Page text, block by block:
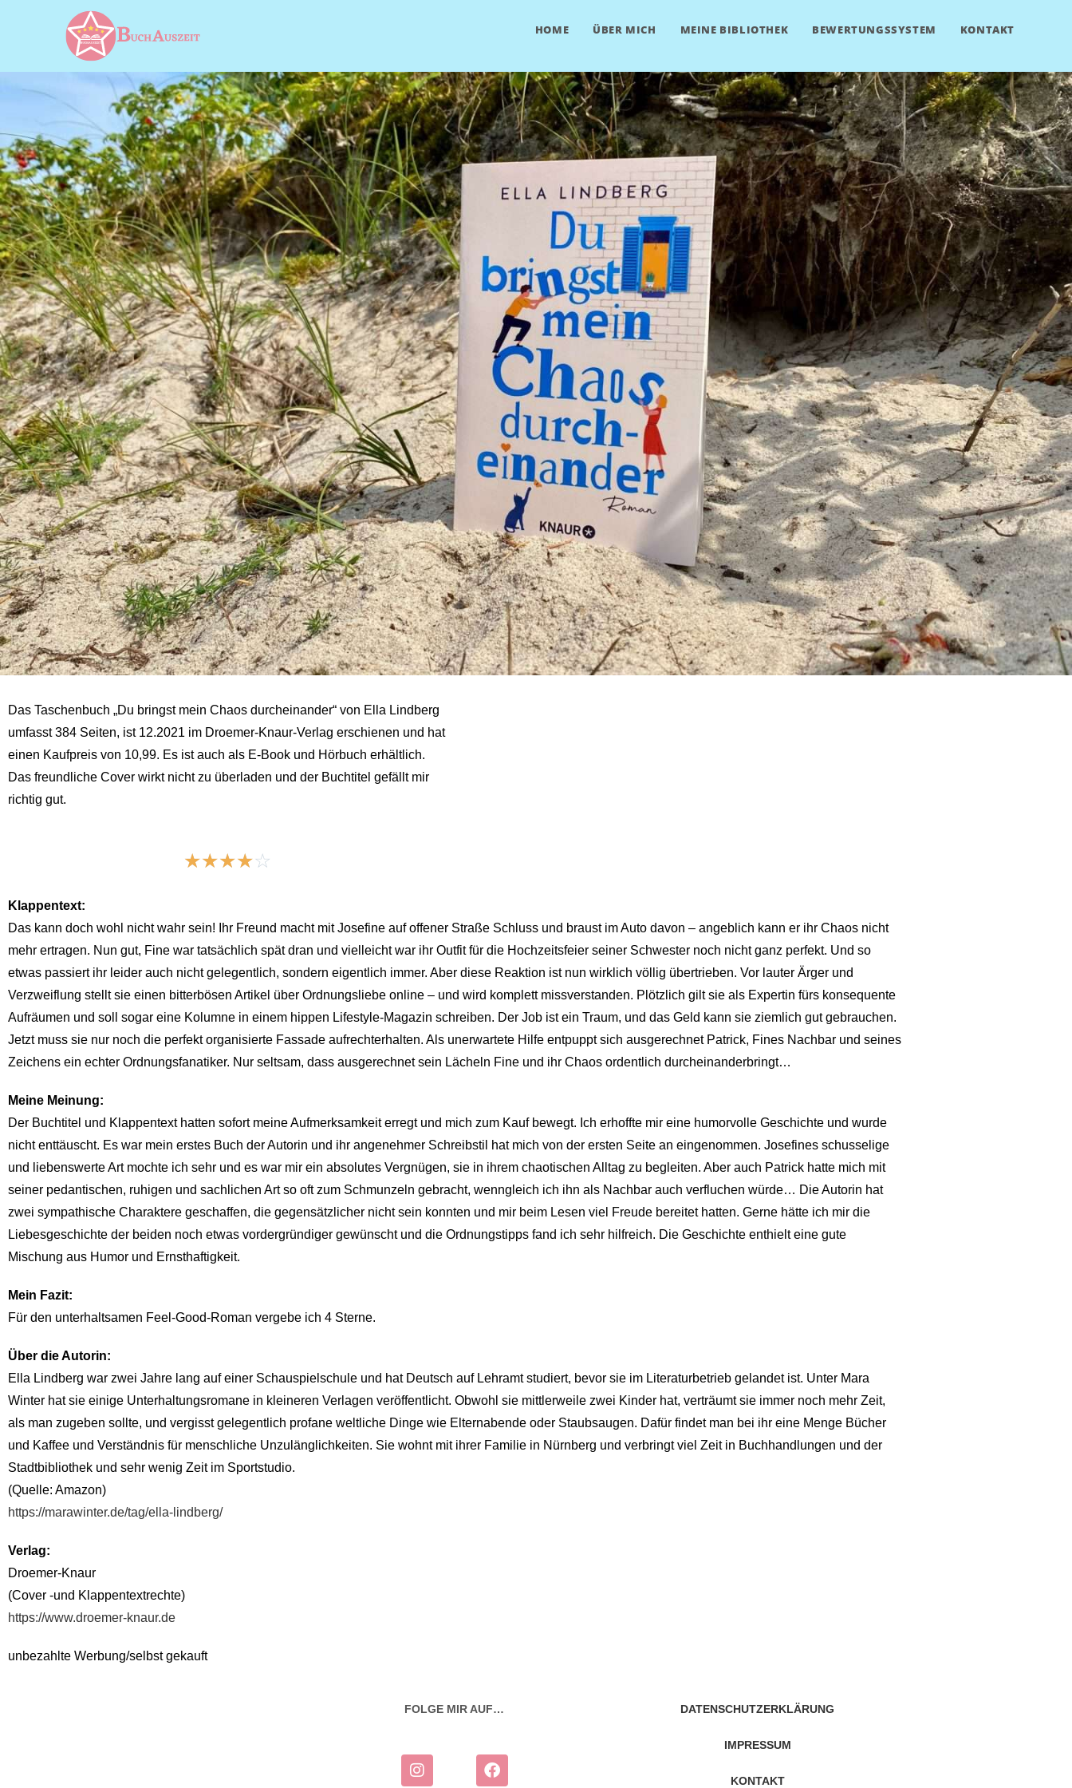
HOME ÜBER MICH MEINE BIBLIOTHEK BEWERTUNGSSYSTEM KONTAKT
Das Taschenbuch „Du bringst mein Chaos durcheinander“ von Ella Lindberg
umfasst 384 Seiten, ist 12.2021 im Droemer-Knaur-Verlag erschienen und hat
einen Kaufpreis von 10,99. Es ist auch als E-Book und Hörbuch erhältlich.
Das freundliche Cover wirkt nicht zu überladen und der Buchtitel gefällt mir
richtig gut.
☆☆☆☆☆
Klappentext:
Das kann doch wohl nicht wahr sein! Ihr Freund macht mit Josefine auf offener Straße Schluss und braust im Auto davon – angeblich kann er ihr Chaos nicht
mehr ertragen. Nun gut, Fine war tatsächlich spät dran und vielleicht war ihr Outfit für die Hochzeitsfeier seiner Schwester noch nicht ganz perfekt. Und so
etwas passiert ihr leider auch nicht gelegentlich, sondern eigentlich immer. Aber diese Reaktion ist nun wirklich völlig übertrieben. Vor lauter Ärger und
Verzweiflung stellt sie einen bitterbösen Artikel über Ordnungsliebe online – und wird komplett missverstanden. Plötzlich gilt sie als Expertin fürs konsequente
Aufräumen und soll sogar eine Kolumne in einem hippen Lifestyle-Magazin schreiben. Der Job ist ein Traum, und das Geld kann sie ziemlich gut gebrauchen.
Jetzt muss sie nur noch die perfekt organisierte Fassade aufrechterhalten. Als unerwartete Hilfe entpuppt sich ausgerechnet Patrick, Fines Nachbar und seines
Zeichens ein echter Ordnungsfanatiker. Nur seltsam, dass ausgerechnet sein Lächeln Fine und ihr Chaos ordentlich durcheinanderbringt…
Meine Meinung:
Der Buchtitel und Klappentext hatten sofort meine Aufmerksamkeit erregt und mich zum Kauf bewegt. Ich erhoffte mir eine humorvolle Geschichte und wurde
nicht enttäuscht. Es war mein erstes Buch der Autorin und ihr angenehmer Schreibstil hat mich von der ersten Seite an eingenommen. Josefines schusselige
und liebenswerte Art mochte ich sehr und es war mir ein absolutes Vergnügen, sie in ihrem chaotischen Alltag zu begleiten. Aber auch Patrick hatte mich mit
seiner pedantischen, ruhigen und sachlichen Art so oft zum Schmunzeln gebracht, wenngleich ich ihn als Nachbar auch verfluchen würde… Die Autorin hat
zwei sympathische Charaktere geschaffen, die gegensätzlicher nicht sein konnten und mir beim Lesen viel Freude bereitet hatten. Gerne hätte ich mir die
Liebesgeschichte der beiden noch etwas vordergründiger gewünscht und die Ordnungstipps fand ich sehr hilfreich. Die Geschichte enthielt eine gute
Mischung aus Humor und Ernsthaftigkeit.
Mein Fazit:
Für den unterhaltsamen Feel-Good-Roman vergebe ich 4 Sterne.
Über die Autorin:
Ella Lindberg war zwei Jahre lang auf einer Schauspielschule und hat Deutsch auf Lehramt studiert, bevor sie im Literaturbetrieb gelandet ist. Unter Mara
Winter hat sie einige Unterhaltungsromane in kleineren Verlagen veröffentlicht. Obwohl sie mittlerweile zwei Kinder hat, verträumt sie immer noch mehr Zeit,
als man zugeben sollte, und vergisst gelegentlich profane weltliche Dinge wie Elternabende oder Staubsaugen. Dafür findet man bei ihr eine Menge Bücher
und Kaffee und Verständnis für menschliche Unzulänglichkeiten. Sie wohnt mit ihrer Familie in Nürnberg und verbringt viel Zeit in Buchhandlungen und der
Stadtbibliothek und sehr wenig Zeit im Sportstudio.
(Quelle: Amazon)
https://marawinter.de/tag/ella-lindberg/
Verlag:
Droemer-Knaur
(Cover -und Klappentextrechte)
https://www.droemer-knaur.de
unbezahlte Werbung/selbst gekauft
FOLGE MIR AUF… DATENSCHUTZERKLÄRUNG
IMPRESSUM
KONTAKT